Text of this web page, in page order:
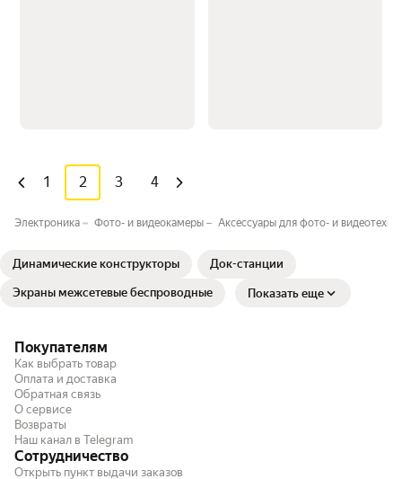
1 2 3 4
Электроника Фото- и видеокамеры Аксессуары для фото- и
Динамические конструкторы Док-станции
Экраны межсетевые беспроводные Показать еще
Покупателям
Как выбрать товар
Оплата и доставка
Обратная связь
О сервисе
Возвраты
Наш канал в Telegram
Сотрудничество
Открыть пункт выдачи заказов